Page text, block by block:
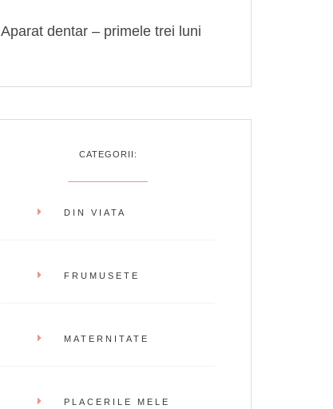
Aparat dentar – primele trei luni
CATEGORII:
DIN VIATA
FRUMUSETE
MATERNITATE
PLACERILE MELE